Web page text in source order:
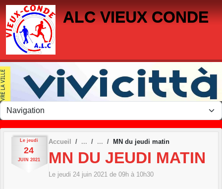
ALC VIEUX CONDE
Le jeudi
24
JUIN 2021
Accueil MN du jeudi matin
MN DU JEUDI MATIN
Le jeudi 24 juin 2021 de 09h à 10h30
Panneau de gestion des cookies